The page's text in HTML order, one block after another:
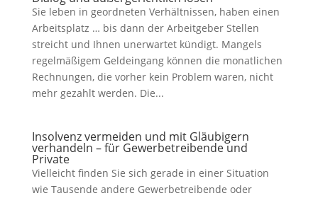
Sie leben in geordneten Verhältnissen, haben einen
Arbeitsplatz … bis dann der Arbeitgeber Stellen
streicht und Ihnen unerwartet kündigt. Mangels
regelmäßigem Geldeingang können die monatlichen
Rechnungen, die vorher kein Problem waren, nicht
mehr gezahlt werden. Die...
Insolvenz vermeiden und mit Gläubigern
verhandeln – für Gewerbetreibende und
Private
Vielleicht finden Sie sich gerade in einer Situation
wie Tausende andere Gewerbetreibende oder